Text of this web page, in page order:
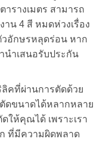
รางเมตร สามารถ
น 4 สี หมดห่วงเรื่อง
อักษรหลุดร่อน หาก
นำเสนอรับประกัน
คที่ผ่านการตัดด้วย
ดขนาดได้หลากหลาย
ให้คุณได้ เพราะเรา
ที่มีความผิดพลาด